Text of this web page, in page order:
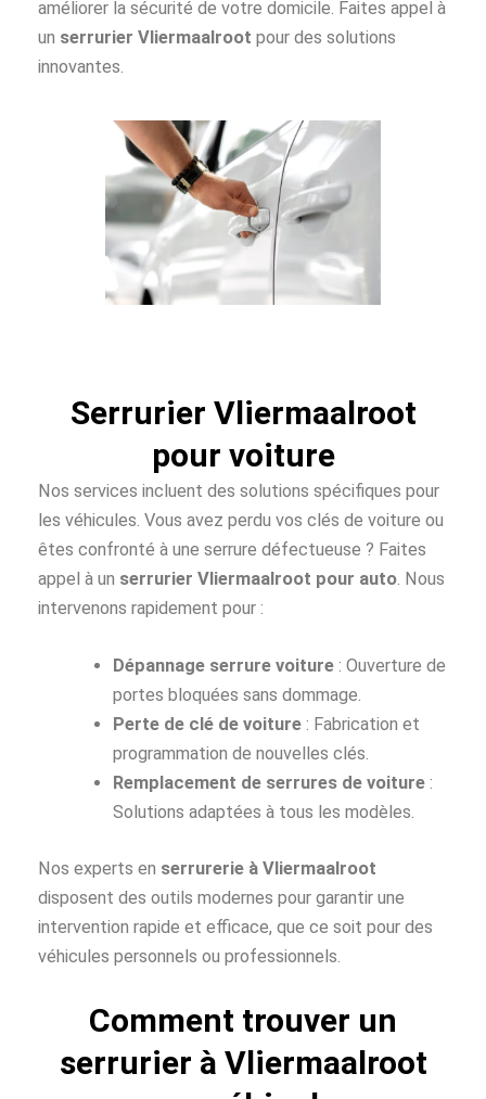
améliorer la sécurité de votre domicile. Faites appel à
un serrurier Vliermaalroot pour des solutions
innovantes.
Serrurier Vliermaalroot
pour voiture
Nos services incluent des solutions spécifiques pour
les véhicules. Vous avez perdu vos clés de voiture ou
êtes confronté à une serrure défectueuse ? Faites
appel à un serrurier Vliermaalroot pour auto . Nous
intervenons rapidement pour :
Dépannage serrure voiture : Ouverture de
portes bloquées sans dommage.
Perte de clé de voiture : Fabrication et
programmation de nouvelles clés.
Remplacement de serrures de voiture :
Solutions adaptées à tous les modèles.
Nos experts en serrurerie à Vliermaalroot
disposent des outils modernes pour garantir une
intervention rapide et efficace, que ce soit pour des
véhicules personnels ou professionnels.
Comment trouver un
serrurier à Vliermaalroot